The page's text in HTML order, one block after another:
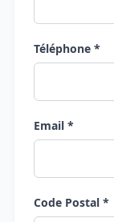
Téléphone *
Email *
Code Postal *